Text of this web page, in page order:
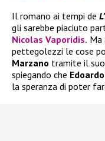
Il romano ai tempi de
gli sarebbe piaciuto
Nicolas Vaporidis. Ma
pettegolezzi le cose
Marzano tramite il
spiegando che
la speranza di poter